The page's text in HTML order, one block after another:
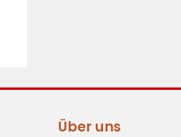
Über uns